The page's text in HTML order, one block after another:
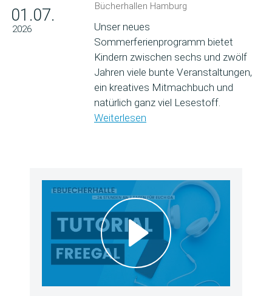
01.07.
2026
Bücherhallen Hamburg
Unser neues
Sommerferienprogramm bietet
Kindern zwischen sechs und zwölf
Jahren viele bunte Veranstaltungen,
ein kreatives Mitmachbuch und
natürlich ganz viel Lesestoff.
Weiterlesen